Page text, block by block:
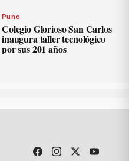
Puno
Colegio Glorioso San Carlos
inaugura taller tecnológico
por sus 201 años